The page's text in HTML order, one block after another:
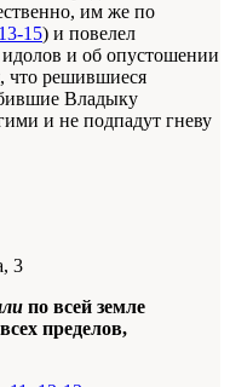
им же по
15) и повелел
и об опустошении
что решившиеся
Владыку
и не подпадут гневу
3
по всей земле
пределов,